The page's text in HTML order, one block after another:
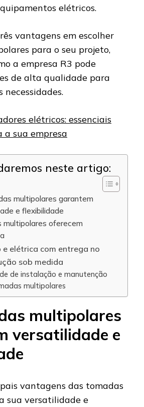
elétricos.
vantagens em escolher
para o seu projeto,
a empresa R3 pode
de alta qualidade para
necessidades.
elétricos: essenciais
a sua empresa
neste artigo:
multipolares garantem
e flexibilidade
multipolares oferecem
elétrica com entrega no
sob medida
de instalação e manutenção
multipolares
multipolares
versatilidade e
vantagens das tomadas
sua versatilidade e